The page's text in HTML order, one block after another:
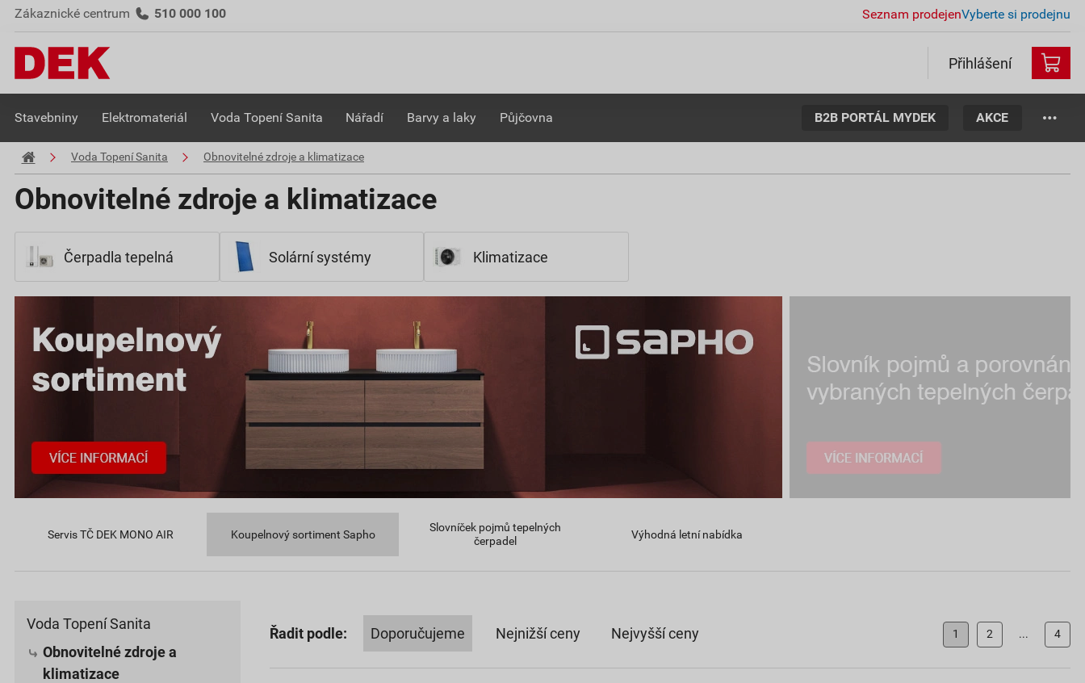
Zákaznické centrum 510 000 100 Seznam prodejenVyberte si prodejnu
Přihlášení
Stavebniny Elektromateriál Voda Topení Sanita Nářadí Barvy a laky Půjčovna B2B PORTÁL MYDEK AKCE
Voda Topení Sanita Obnovitelné zdroje a klimatizace
Obnovitelné zdroje a klimatizace
Čerpadla tepelná Solární systémy Klimatizace
Servis TČ DEK MONO AIR Koupelnový sortiment Sapho
Slovníček pojmů tepelných
čerpadel
Výhodná letní nabídka
Voda Topení Sanita
Obnovitelné zdroje a
klimatizace
Řadit podle: Doporučujeme Nejnižší ceny Nejvyšší ceny 1 2 ... 4